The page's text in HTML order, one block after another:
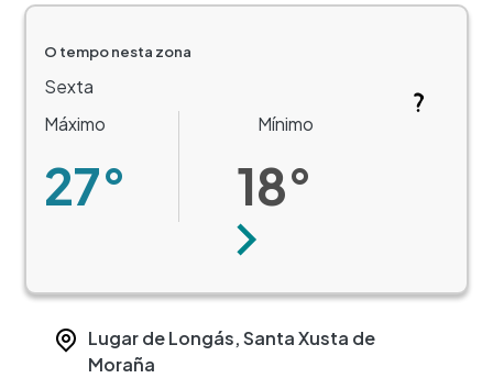
O tempo nesta zona
Sexta
Máximo
27°
Mínimo
18°
Seguinte
Lugar de Longás, Santa Xusta de
Moraña